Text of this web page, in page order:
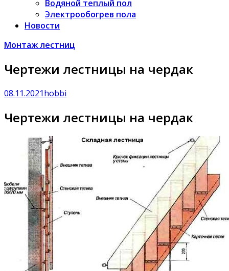
Водяной теплый пол
Электрообогрев пола
Новости
Монтаж лестниц
Чертежи лестницы на чердак
08.11.2021hobbi
Чертежи лестницы на чердак